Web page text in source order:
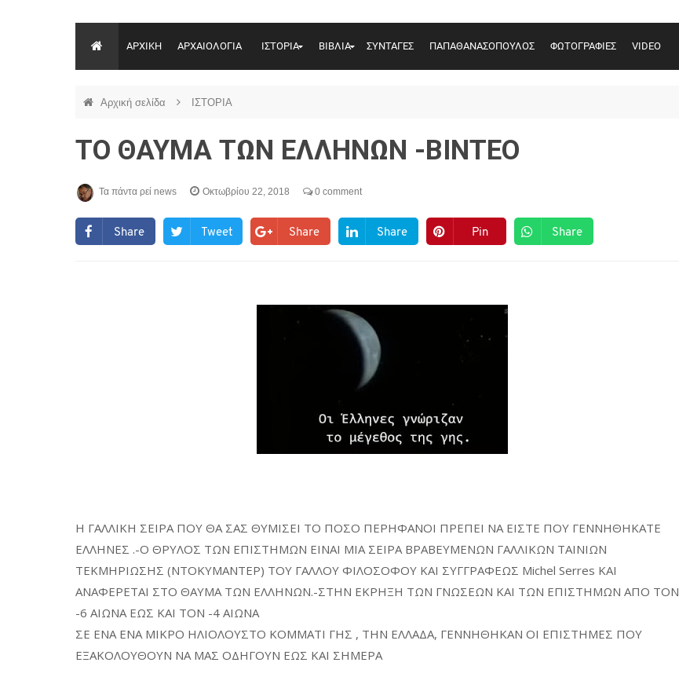
ΑΡΧΙΚΗ ΑΡΧΑΙΟΛΟΓΙΑ ΙΣΤΟΡΙΑ ΒΙΒΛΙΑ ΣΥΝΤΑΓΕΣ ΠΑΠΑΘΑΝΑΣΟΠΟΥΛΟΣ ΦΩΤΟΓΡΑΦΙΕΣ VIDEO
Αρχική σελίδα ΙΣΤΟΡΙΑ
ΤΟ ΘΑΥΜΑ ΤΩΝ ΕΛΛΗΝΩΝ -ΒΙΝΤΕΟ
Τα πάντα ρεί news Οκτωβρίου 22, 2018 0 comment
Share Tweet Share Share Pin Share
Η ΓΑΛΛΙΚΗ ΣΕΙΡΑ ΠΟΥ ΘΑ ΣΑΣ ΘΥΜΙΣΕΙ ΤΟ ΠΟΣΟ ΠΕΡΗΦΑΝΟΙ ΠΡΕΠΕΙ ΝΑ ΕΙΣΤΕ ΠΟΥ ΓΕΝΝΗΘΗΚΑΤΕ
ΕΛΛΗΝΕΣ .-Ο ΘΡΥΛΟΣ ΤΩΝ ΕΠΙΣΤΗΜΩΝ ΕΙΝΑΙ ΜΙΑ ΣΕΙΡΑ ΒΡΑΒΕΥΜΕΝΩΝ ΓΑΛΛΙΚΩΝ ΤΑΙΝΙΩΝ
ΤΕΚΜΗΡΙΩΣΗΣ (ΝΤΟΚΥΜΑΝΤΕΡ) ΤΟΥ ΓΑΛΛΟΥ ΦΙΛΟΣΟΦΟΥ ΚΑΙ ΣΥΓΓΡΑΦΕΩΣ Michel Serres ΚΑΙ
ΑΝΑΦΕΡΕΤΑΙ ΣΤΟ ΘΑΥΜΑ ΤΩΝ ΕΛΛΗΝΩΝ.-ΣΤΗΝ ΕΚΡΗΞΗ ΤΩΝ ΓΝΩΣΕΩΝ ΚΑΙ ΤΩΝ ΕΠΙΣΤΗΜΩΝ ΑΠΟ ΤΟΝ
-6 ΑΙΩΝΑ ΕΩΣ ΚΑΙ ΤΟΝ -4 ΑΙΩΝΑ
ΣΕ ΕΝΑ ΕΝΑ ΜΙΚΡΟ ΗΛΙΟΛΟΥΣΤΟ ΚΟΜΜΑΤΙ ΓΗΣ , ΤΗΝ ΕΛΛΑΔΑ, ΓΕΝΝΗΘΗΚΑΝ ΟΙ ΕΠΙΣΤΗΜΕΣ ΠΟΥ
ΕΞΑΚΟΛΟΥΘΟΥΝ ΝΑ ΜΑΣ ΟΔΗΓΟΥΝ ΕΩΣ ΚΑΙ ΣΗΜΕΡΑ